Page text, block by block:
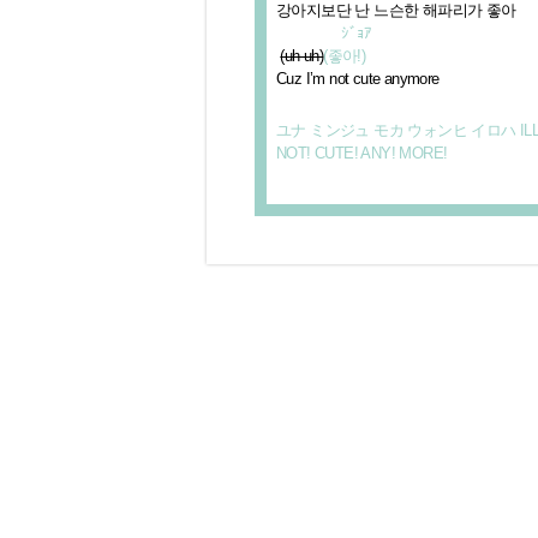
강아지보단 난 느슨한 해파리가 좋아
ｼﾞｮｱ
(uh-uh)(좋아!)
Cuz I’m not cute anymore
ユナ ミンジュ モカ ウォンヒ イロハ
NOT! CUTE! ANY! MORE!